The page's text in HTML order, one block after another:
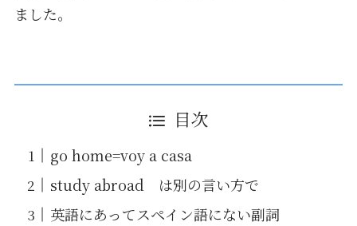
ました。
目次
go home=voy a casa
study abroad は別の言い方で
英語にあってスペイン語にない副詞